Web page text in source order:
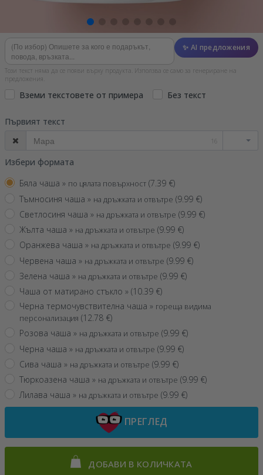
✨ AI предложения
Този текст няма да се появи върху продукта. Използва се само за генериране на
предложения.
Вземи текстовете от примера Без текст
Първият текст
16
Избери формата
Бяла чаша » по цялата повърхност (7.39 €)
Тъмносиня чаша » на дръжката и отвътре (9.99 €)
Светлосиня чаша » на дръжката и отвътре (9.99 €)
Жълта чаша » на дръжката и отвътре (9.99 €)
Оранжева чаша » на дръжката и отвътре (9.99 €)
Червена чаша » на дръжката и отвътре (9.99 €)
Зелена чаша » на дръжката и отвътре (9.99 €)
Чаша от матирано стъкло » (10.39 €)
Черна термочувствителна чаша » гореща видима
персонализация (12.78 €)
Розова чаша » на дръжката и отвътре (9.99 €)
Черна чаша » на дръжката и отвътре (9.99 €)
Сива чаша » на дръжката и отвътре (9.99 €)
Тюркоазена чаша » на дръжката и отвътре (9.99 €)
Лилава чаша » на дръжката и отвътре (9.99 €)
ПРЕГЛЕД
ДОБАВИ В КОЛИЧКАТА